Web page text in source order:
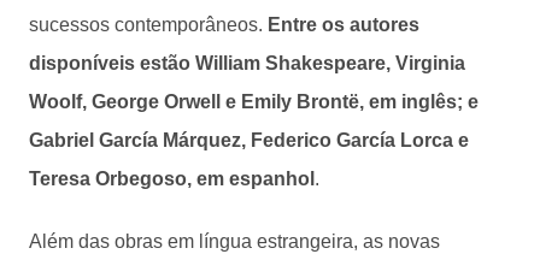
sucessos contemporâneos. Entre os autores
disponíveis estão William Shakespeare, Virginia
Woolf, George Orwell e Emily Brontë, em inglês; e
Gabriel García Márquez, Federico García Lorca e
Teresa Orbegoso, em espanhol .
Além das obras em língua estrangeira, as novas